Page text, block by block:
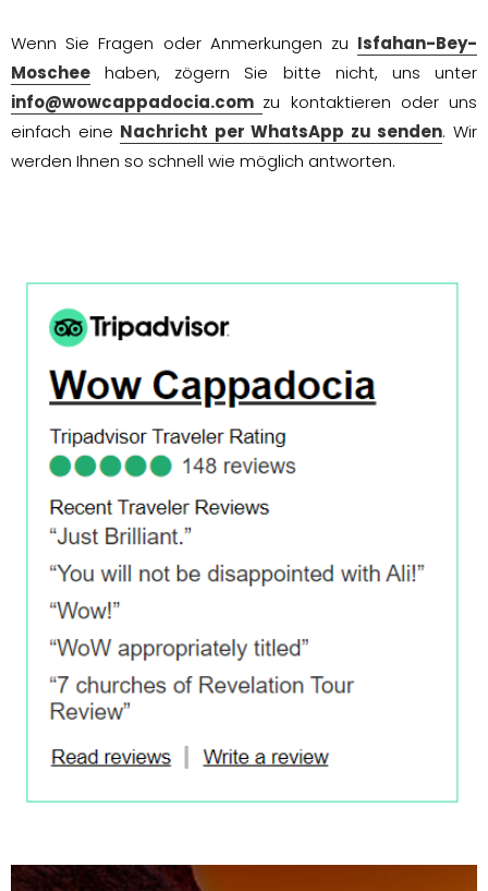
Wenn Sie Fragen oder Anmerkungen zu Isfahan-Bey-
Moschee haben, zögern Sie bitte nicht, uns unter
info@wowcappadocia.com zu kontaktieren oder uns
einfach eine Nachricht per WhatsApp zu senden. Wir
werden Ihnen so schnell wie möglich antworten.